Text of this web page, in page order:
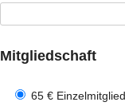
Mitgliedschaft
65 € Einzelmitglied